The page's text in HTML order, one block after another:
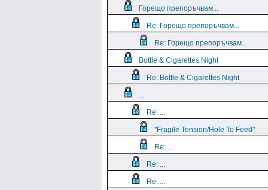
Горещо препоръчвам...
Re: Горещо препоръчвам...
Re: Горещо препоръчвам...
Bottle & Cigarettes Night
Re: Bottle & Cigarettes Night
...
Re: ...
"Fragile Tension/Hole To Feed"
Re: ...
Re: ...
Re: ...